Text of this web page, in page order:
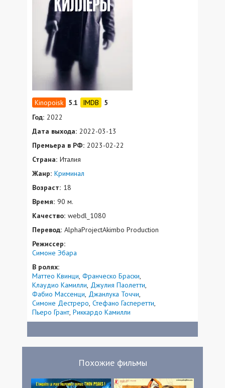
5.1
5
Год: 2022
Дата выхода: 2022-03-13
Премьера в РФ: 2023-02-22
Страна: Италия
Жанр: Криминал
Возраст: 18
Время: 90 м.
Качество: webdl_1080
Перевод: AlphaProjectAkimbo Production
Режиссер:
Симоне Эбара
В ролях:
Маттео Квинци Франческо Браски
Клаудио Камилли Джулия Паолетти
Фабио Массенци Джанлука Точчи
Симоне Дестреро Стефано Гасперетти
Пьеро Грант Риккардо Камилли
Похожие фильмы